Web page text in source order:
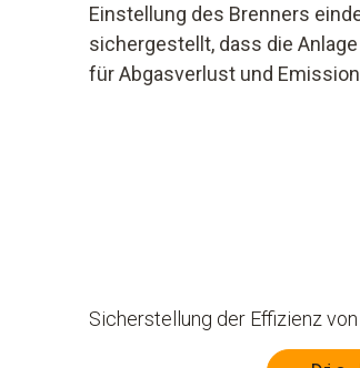
Einstellung des Brenners
sichergestellt, dass die
für Abgasverlust und
Sicherstellung der Effizienz